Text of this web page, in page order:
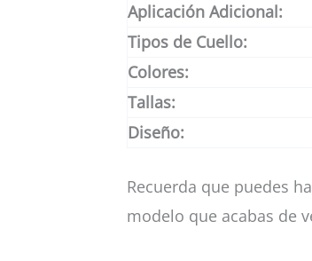
Aplicación Adicional:
Tipos de Cuello:
Colores:
Tallas:
Diseño:
Recuerda que puedes
modelo que acabas de